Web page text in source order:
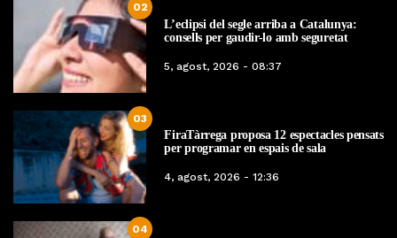
02
L’eclipsi del segle arriba a Catalunya:
consells per gaudir-lo amb seguretat
5, agost, 2026 - 08:37
03
FiraTàrrega proposa 12 espectacles pensats
per programar en espais de sala
4, agost, 2026 - 12:36
04